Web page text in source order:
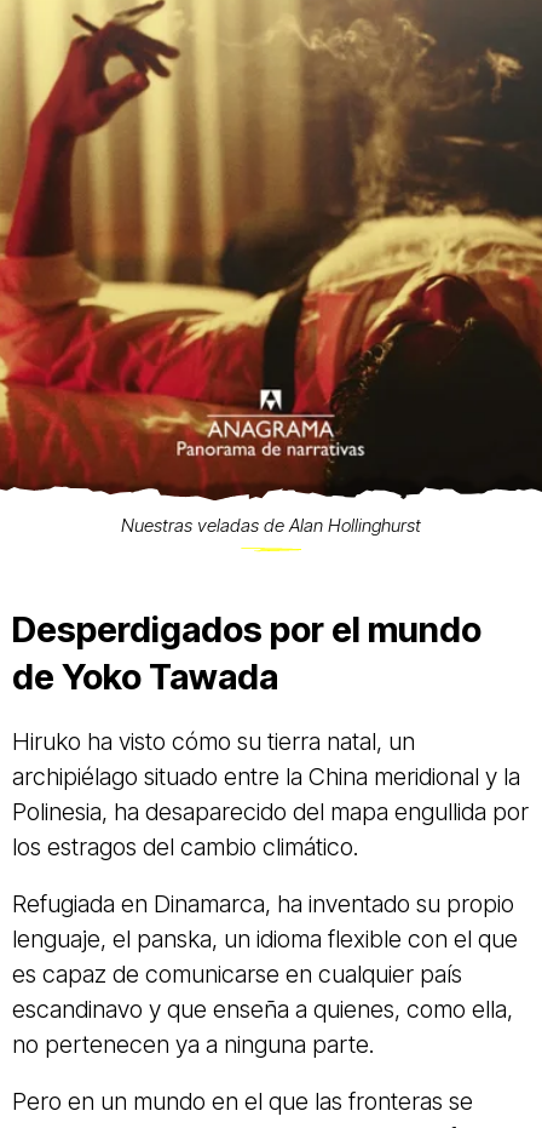
Nuestras veladas de Alan Hollinghurst
Desperdigados por el mundo
de Yoko Tawada
Hiruko ha visto cómo su tierra natal, un
archipiélago situado entre la China meridional y la
Polinesia, ha desaparecido del mapa engullida por
los estragos del cambio climático.
Refugiada en Dinamarca, ha inventado su propio
lenguaje, el panska, un idioma flexible con el que
es capaz de comunicarse en cualquier país
escandinavo y que enseña a quienes, como ella,
no pertenecen ya a ninguna parte.
Pero en un mundo en el que las fronteras se